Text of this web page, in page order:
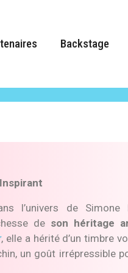
Backstage
l’univers de Simone
de son héritage
, elle a hérité d’un timbre
un goût irrépressible